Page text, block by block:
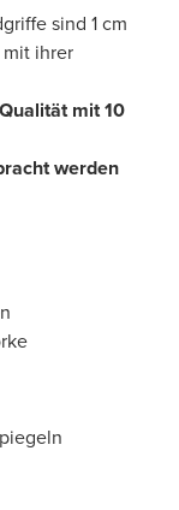
sind 1 cm
mit ihrer
mit 10
werden